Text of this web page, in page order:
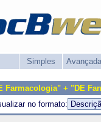
Simples Avançada
Farmacologia" + "DE
no formato: